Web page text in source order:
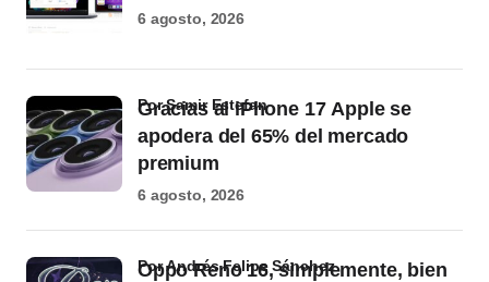
6 agosto, 2026
Gracias al iPhone 17 Apple se
apodera del 65% del mercado
premium
por Samir Estefan
6 agosto, 2026
Oppo Reno 16, simplemente, bien
por Andrés Felipe Sánchez